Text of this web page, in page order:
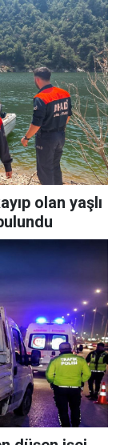
olan yaşlı